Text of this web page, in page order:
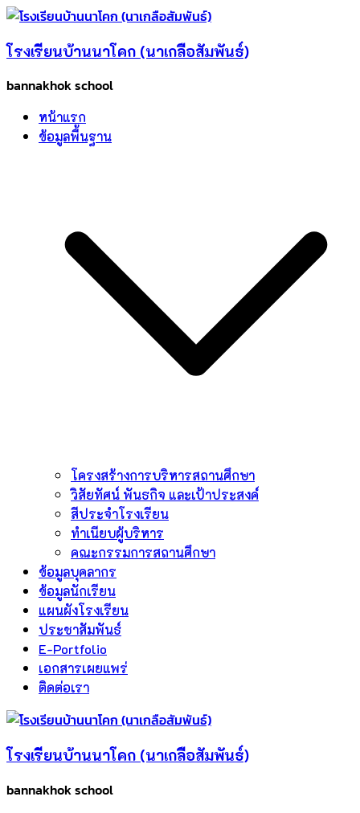
Skip
content
โรงเรียนบ้านนาโคก (นาเกลือสัมพันธ์)
bannakhok school
หน้าแรก
ข้อมูลพื้นฐาน
โครงสร้างการบริหารสถานศึกษา
วิสัยทัศน์ พันธกิจ และเป้าประสงค์
สีประจำโรงเรียน
ทำเนียบผู้บริหาร
คณะกรรมการสถานศึกษา
ข้อมูลบุคลากร
ข้อมูลนักเรียน
แผนผังโรงเรียน
ประชาสัมพันธ์
E-Portfolio
เอกสารเผยแพร่
ติดต่อเรา
โรงเรียนบ้านนาโคก (นาเกลือสัมพันธ์)
bannakhok school